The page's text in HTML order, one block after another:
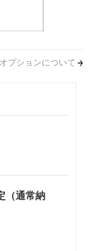
プションについて
（通常納